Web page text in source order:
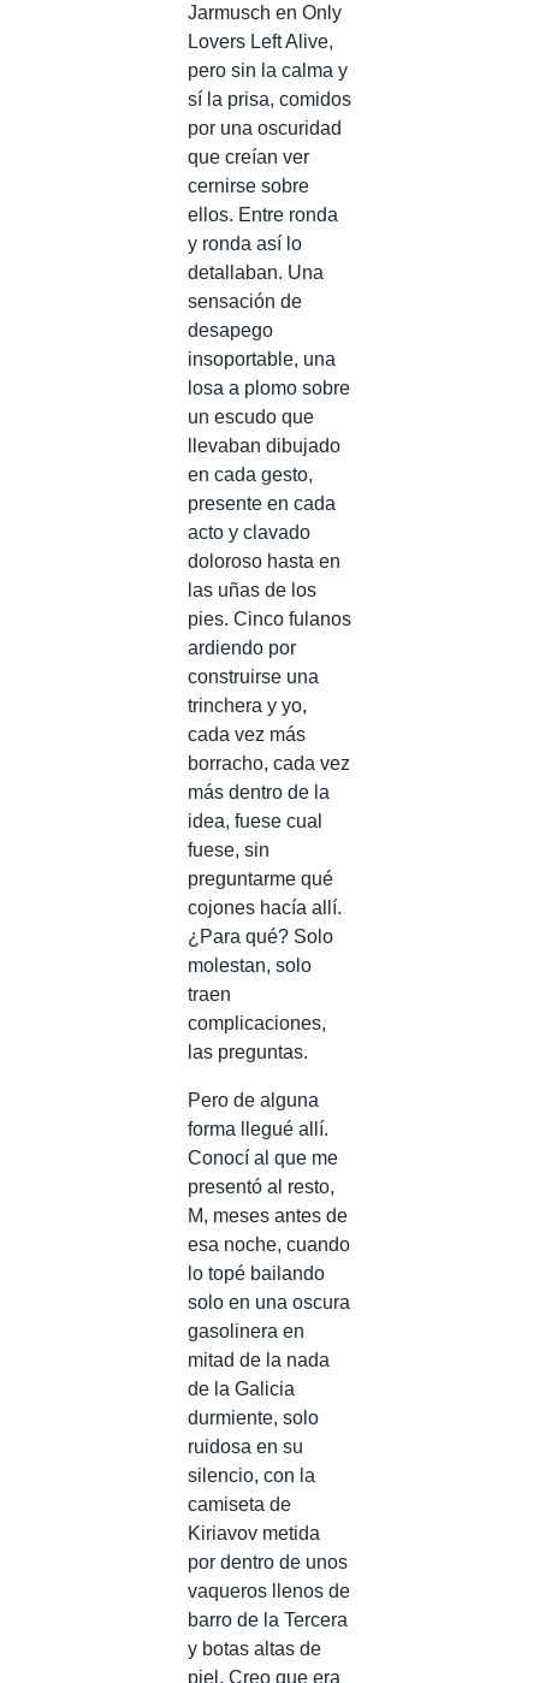
Jarmusch en Only
Lovers Left Alive,
pero sin la calma y
sí la prisa, comidos
por una oscuridad
que creían ver
cernirse sobre
ellos. Entre ronda
y ronda así lo
detallaban. Una
sensación de
desapego
insoportable, una
losa a plomo sobre
un escudo que
llevaban dibujado
en cada gesto,
presente en cada
acto y clavado
doloroso hasta en
las uñas de los
pies. Cinco fulanos
ardiendo por
construirse una
trinchera y yo,
cada vez más
borracho, cada vez
más dentro de la
idea, fuese cual
fuese, sin
preguntarme qué
cojones hacía allí.
¿Para qué? Solo
molestan, solo
traen
complicaciones,
las preguntas.
Pero de alguna
forma llegué allí.
Conocí al que me
presentó al resto,
M, meses antes de
esa noche, cuando
lo topé bailando
solo en una oscura
gasolinera en
mitad de la nada
de la Galicia
durmiente, solo
ruidosa en su
silencio, con la
camiseta de
Kiriavov metida
por dentro de unos
vaqueros llenos de
barro de la Tercera
y botas altas de
piel. Creo que era